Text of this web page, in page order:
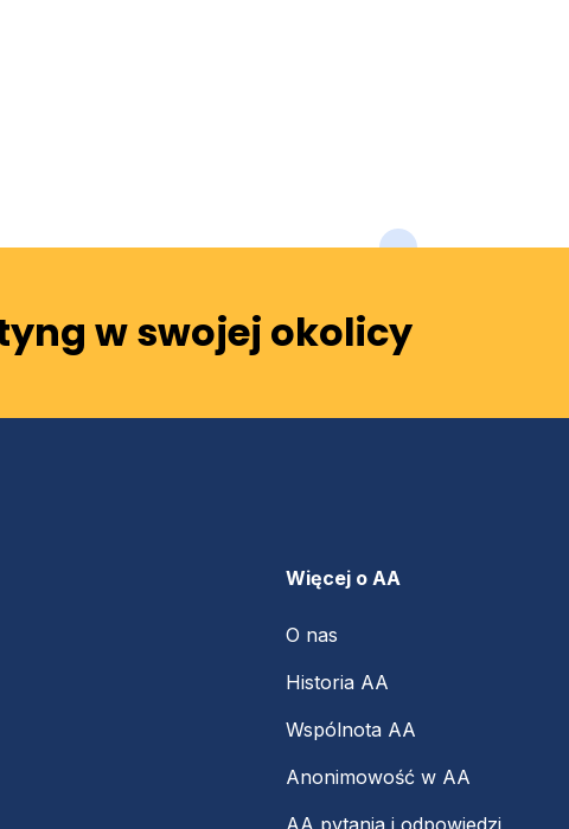
w swojej okolicy
Więcej o AA
O nas
Historia AA
Wspólnota AA
Anonimowość w AA
AA pytania i odpowiedzi